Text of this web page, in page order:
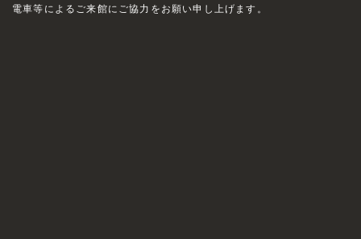
電車等によるご来館にご協力をお願い申し上げます。